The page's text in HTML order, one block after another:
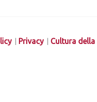
| Privacy| Cultura della